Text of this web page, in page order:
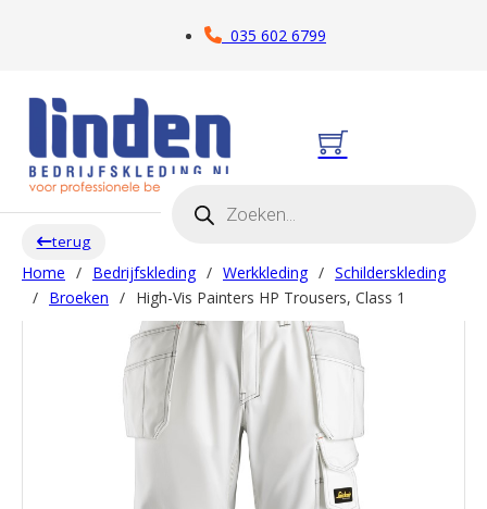
035 602 6799
terug
Home / Bedrijfskleding / Werkkleding / Schilderskleding
/ Broeken / High-Vis Painters HP Trousers, Class 1